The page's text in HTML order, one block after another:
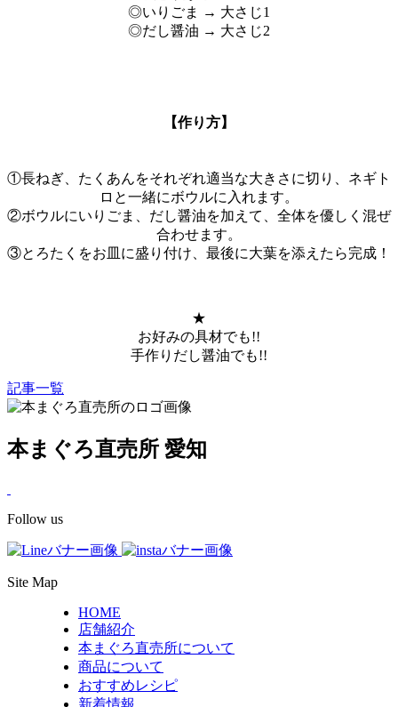
◎いりごま → 大さじ1
◎だし醤油 → 大さじ2
【作り方】
①長ねぎ、たくあんをそれぞれ適当な大きさに切り、ネギト
ロと一緒にボウルに入れます。
②ボウルにいりごま、だし醤油を加えて、全体を優しく混ぜ
合わせます。
③とろたくをお皿に盛り付け、最後に大葉を添えたら完成！
★
お好みの具材でも!!
手作りだし醤油でも!!
記事一覧
本まぐろ直売所 愛知
Follow us
Site Map
HOME
店舗紹介
本まぐろ直売所について
商品について
おすすめレシピ
新着情報